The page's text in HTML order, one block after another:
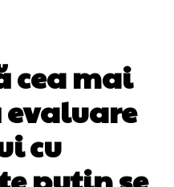
cea mai
cu